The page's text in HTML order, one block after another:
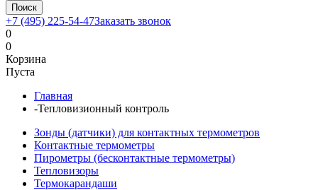
Поиск
+7 (495) 225-54-47Заказать звонок
0
0
Корзина
Пуста
Главная
-Тепловизионный контроль
Зонды (датчики) для контактных термометров
Контактные термометры
Пирометры (бесконтактные термометры)
Тепловизоры
Термокарандаши